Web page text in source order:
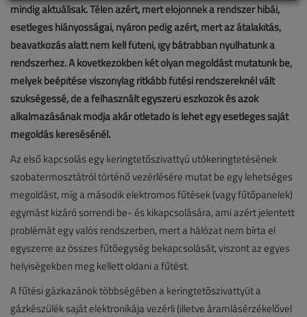
mindig aktuálisak. Télen azért, mert előjönnek a rendszer hibái,
esetleges hiányosságai, nyáron pedig azért, mert az átalakítás,
beavatkozás alatt nem kell fűteni, így bátrabban nyúlhatunk a
rendszerhez. A következőkben két olyan megoldást mutatunk be,
melyek beépítése viszonylag ritkább fűtési rendszereknél vált
szükségessé, de a felhasznált egyszerű eszközök és azok
alkalmazásának módja akár ötletadó is lehet egy esetleges saját
megoldás keresésénél.
Az első kapcsolás egy keringtetőszivattyú utókeringtetésének
szobatermosztátról történő vezérlésére mutat be egy lehetséges
megoldást, míg a második elektromos fűtések (vagy fűtőpanelek)
egymást kizáró sorrendi be- és kikapcsolására, ami azért jelentett
problémát egy valós rendszerben, mert a hálózat nem bírta el
egyszerre az összes fűtőegység bekapcsolását, viszont az egyes
helyiségekben meg kellett oldani a fűtést.
A fűtési gázkazánok többségében a keringtetőszivattyút a
gázkészülék saját elektronikája vezérli (illetve áramlásérzékelővel